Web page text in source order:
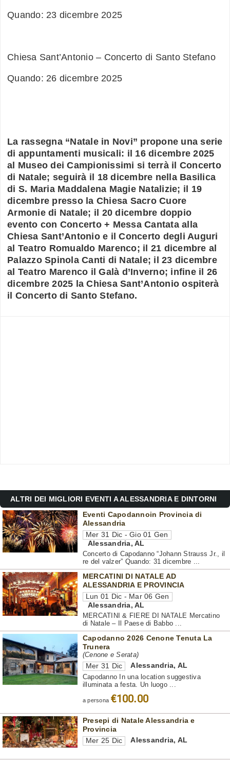
Quando: 23 dicembre 2025
Chiesa Sant’Antonio – Concerto di Santo Stefano
Quando: 26 dicembre 2025
La rassegna “Natale in Novi” propone una serie
di appuntamenti musicali: il 16 dicembre 2025
al Museo dei Campionissimi si terrà il Concerto
di Natale; seguirà il 18 dicembre nella Basilica
di S. Maria Maddalena Magie Natalizie; il 19
dicembre presso la Chiesa Sacro Cuore
Armonie di Natale; il 20 dicembre doppio
evento con Concerto + Messa Cantata alla
Chiesa Sant’Antonio e il Concerto degli Auguri
al Teatro Romualdo Marenco; il 21 dicembre al
Palazzo Spinola Canti di Natale; il 23 dicembre
al Teatro Marenco il Galà d’Inverno; infine il 26
dicembre 2025 la Chiesa Sant’Antonio ospiterà
il Concerto di Santo Stefano.
ALTRI DEI MIGLIORI EVENTI A ALESSANDRIA E DINTORNI
Eventi Capodannoin Provincia di
Alessandria
Mer 31 Dic - Gio 01 Gen
Alessandria,AL
Concerto di Capodanno “Johann Strauss Jr., il
re del valzer” Quando: 31 dicembre ...
MERCATINI DI NATALE AD
ALESSANDRIA E PROVINCIA
Lun 01 Dic - Mar 06 Gen
Alessandria,AL
MERCATINI & FIERE DI NATALE Mercatino
di Natale – Il Paese di Babbo ...
Capodanno 2026 Cenone Tenuta La
Trunera
(Cenone e Serata)
Mer 31 Dic Alessandria, AL
Capodanno In una location suggestiva
illuminata a festa. Un luogo ...
a persona €100.00
Presepi di Natale Alessandria e
Provincia
Mer 25 Dic Alessandria, AL